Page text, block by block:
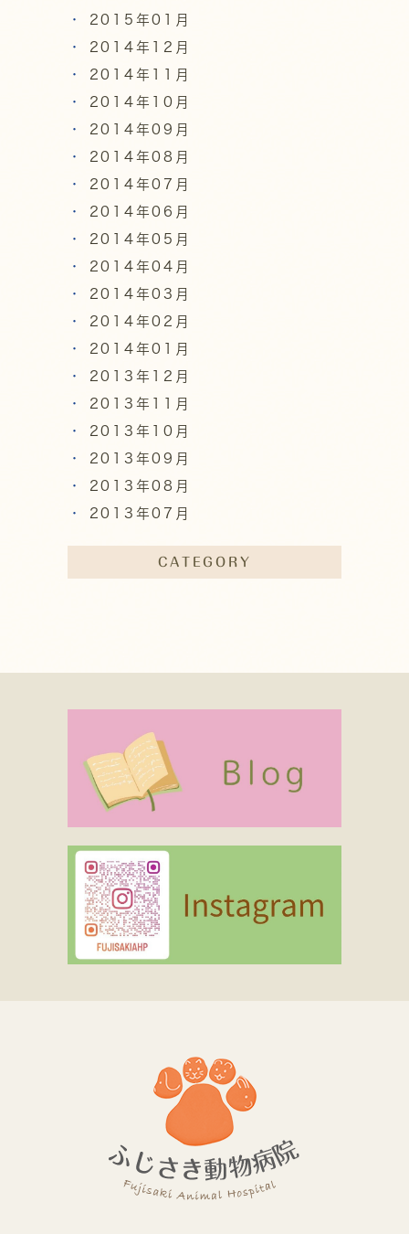
2015年01月
2014年12月
2014年11月
2014年10月
2014年09月
2014年08月
2014年07月
2014年06月
2014年05月
2014年04月
2014年03月
2014年02月
2014年01月
2013年12月
2013年11月
2013年10月
2013年09月
2013年08月
2013年07月
CATEGORY